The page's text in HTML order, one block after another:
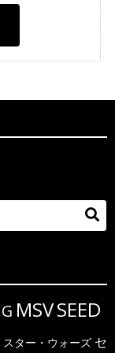
検
G MSVSEED
スター・ウォーズ セ